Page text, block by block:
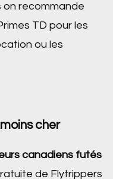
recommande
TD pour les
ou les
cher
canadiens futés
de Flytrippers